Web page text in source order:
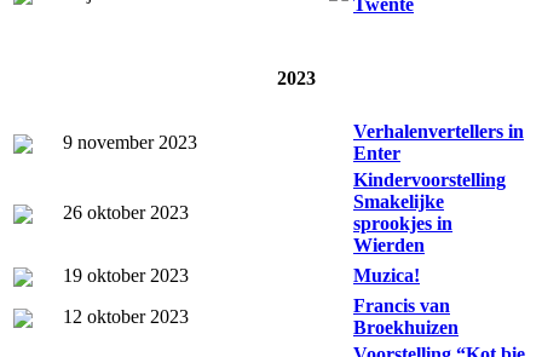
2023
9 november 2023
Verhalenvertellers in
Enter
26 oktober 2023
Kindervoorstelling
Smakelijke
sprookjes in
Wierden
19 oktober 2023
Muzica!
12 oktober 2023
Francis van
Broekhuizen